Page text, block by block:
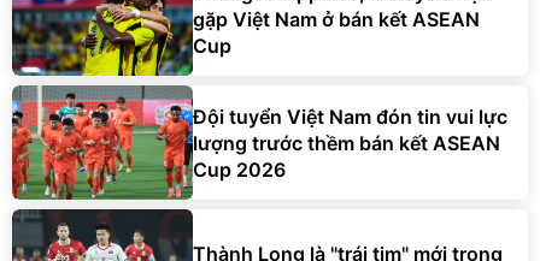
gặp Việt Nam ở bán kết ASEAN
Cup
Đội tuyển Việt Nam đón tin vui lực
lượng trước thềm bán kết ASEAN
Cup 2026
Thành Long là "trái tim" mới trong